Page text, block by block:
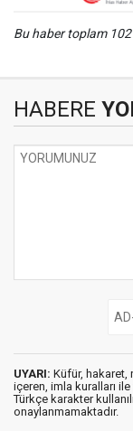
Bu haber toplam
HABERE
UYARI: Küfür, hakaret,
içeren, imla kuralları ile
Türkçe karakter
onaylanmamaktadır.